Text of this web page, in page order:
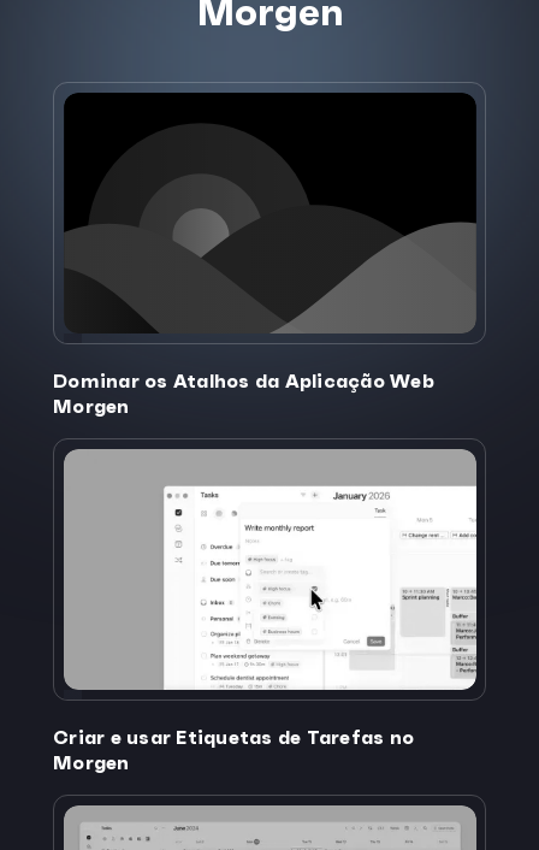
Morgen
Dominar os Atalhos da Aplicação Web
Morgen
Criar e usar Etiquetas de Tarefas no
Morgen